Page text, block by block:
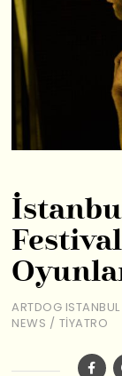
ARTDOG ISTANBUL
NEWS / TIYATRO